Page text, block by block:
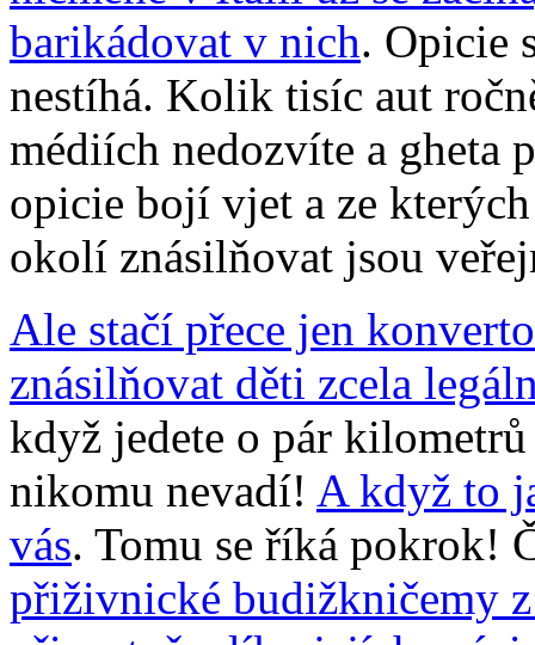
barikádovat v nich. Opicie
nestíhá. Kolik tisíc aut
médiích nedozvíte a gheta
opicie bojí vjet a ze
okolí znásilňovat jsou
Ale stačí přece jen
znásilňovat děti zcela
když jedete o pár
nikomu nevadí! A když to
vás. Tomu se říká pokrok!
přiživnické budižkničemy